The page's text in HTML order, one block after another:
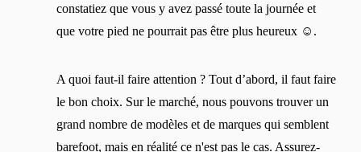
constatiez que vous y avez passé toute la journée et
que votre pied ne pourrait pas être plus heureux ☺.
A quoi faut-il faire attention ? Tout d’abord, il faut faire
le bon choix. Sur le marché, nous pouvons trouver un
grand nombre de modèles et de marques qui semblent
barefoot, mais en réalité ce n'est pas le cas. Assurez-